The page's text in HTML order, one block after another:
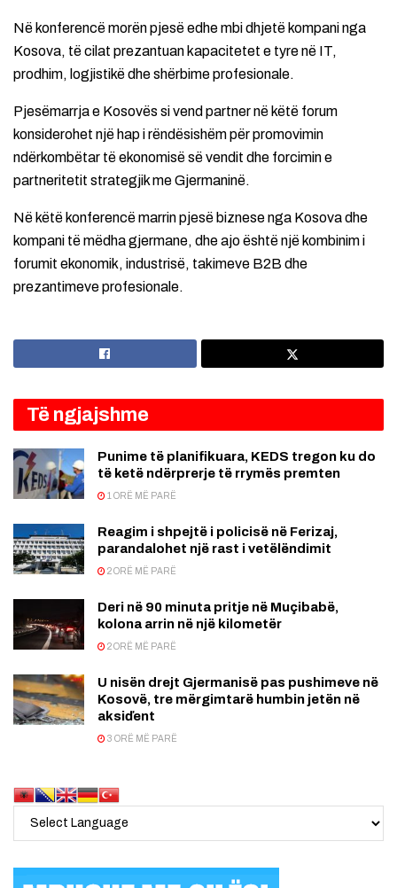
Në konferencë morën pjesë edhe mbi dhjetë kompani nga
Kosova, të cilat prezantuan kapacitetet e tyre në IT,
prodhim, logjistikë dhe shërbime profesionale.
Pjesëmarrja e Kosovës si vend partner në këtë forum
konsiderohet një hap i rëndësishëm për promovimin
ndërkombëtar të ekonomisë së vendit dhe forcimin e
partneritetit strategjik me Gjermaninë.
Në këtë konferencë marrin pjesë biznese nga Kosova dhe
kompani të mëdha gjermane, dhe ajo është një kombinim i
forumit ekonomik, industrisë, takimeve B2B dhe
prezantimeve profesionale.
Të ngjajshme
Punime të planifikuara, KEDS tregon ku do
të ketë ndërprerje të rrymës premten
1 ORË MË PARË
Reagim i shpejtë i policisë në Ferizaj,
parandalohet një rast i vetëlëndimit
2 ORË MË PARË
Deri në 90 minuta pritje në Muçibabë,
kolona arrin në një kilometër
2 ORË MË PARË
U nisën drejt Gjermanisë pas pushimeve në
Kosovë, tre mërgimtarë humbin jetën në
aksiďent
3 ORË MË PARË